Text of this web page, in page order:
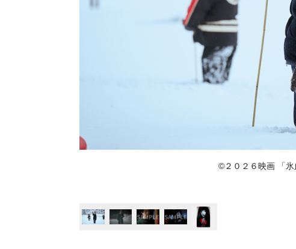
©︎２０２６映画 「